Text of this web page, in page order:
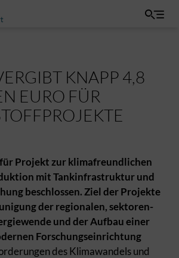
KNAPP 4,8
EURO FÜR
Projekt zur klimafreundlichen
mit Tankinfrastruktur und
beschlossen. Ziel der Projekte
der regionalen, sektoren-
und der Aufbau einer
Forschungseinrichtung
des Klimawandels und